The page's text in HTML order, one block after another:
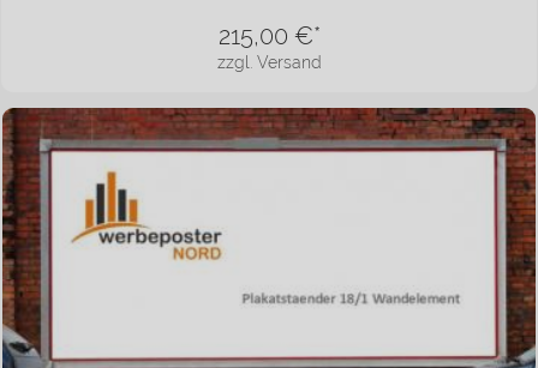
zzgl. Versand
215,00 €*